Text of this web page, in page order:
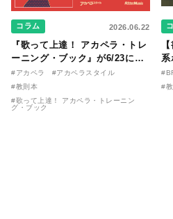
コラム 2026.06.22
『歌って上達！ アカペラ・トレ
ーニング・ブック』が6/23に発
売！ 課題曲音源・音取り用アプ
リを公開。
#アカペラ
#アカペラスタイル
#教則本
#歌って上達！ アカペラ・トレーニン
グ・ブック
が
ボ
#